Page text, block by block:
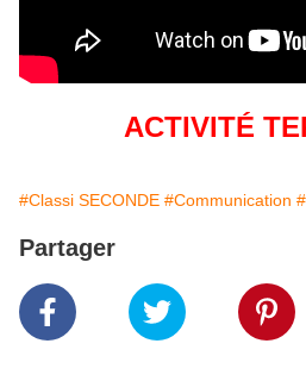
ACTIVITÉ
#Classi SECONDE #Communication
Partager